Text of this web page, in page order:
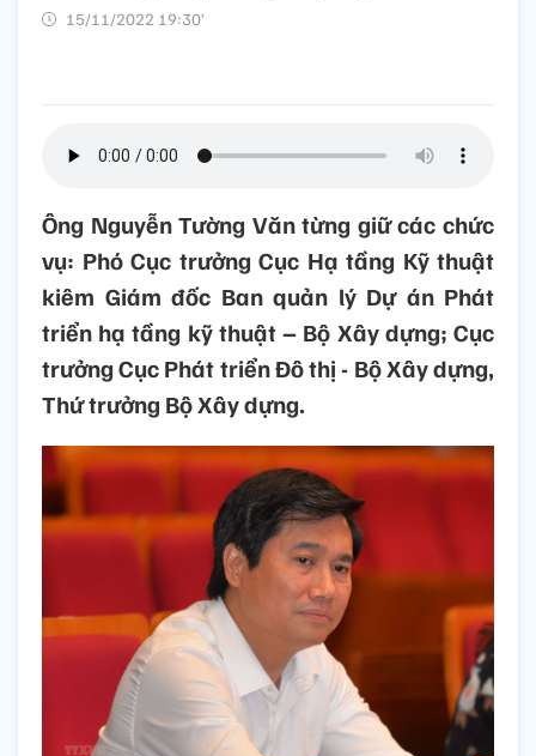
15/11/2022 19:30’
Ông Nguyễn Tường Văn từng giữ các chức
vụ: Phó Cục trưởng Cục Hạ tầng Kỹ thuật
kiêm Giám đốc Ban quản lý Dự án Phát
triển hạ tầng kỹ thuật – Bộ Xây dựng; Cục
trưởng Cục Phát triển Đô thị - Bộ Xây dựng,
Thứ trưởng Bộ Xây dựng.